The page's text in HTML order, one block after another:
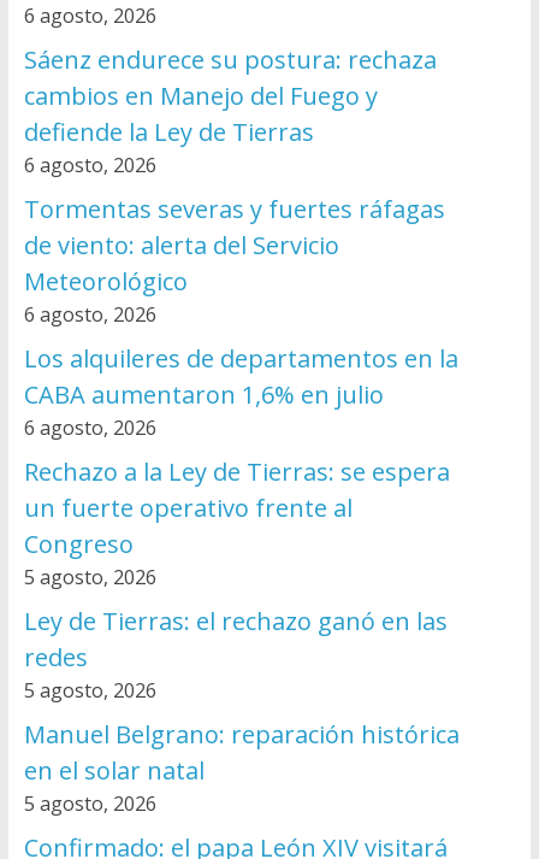
6 agosto, 2026
Sáenz endurece su postura: rechaza
cambios en Manejo del Fuego y
defiende la Ley de Tierras
6 agosto, 2026
Tormentas severas y fuertes ráfagas
de viento: alerta del Servicio
Meteorológico
6 agosto, 2026
Los alquileres de departamentos en la
CABA aumentaron 1,6% en julio
6 agosto, 2026
Rechazo a la Ley de Tierras: se espera
un fuerte operativo frente al
Congreso
5 agosto, 2026
Ley de Tierras: el rechazo ganó en las
redes
5 agosto, 2026
Manuel Belgrano: reparación histórica
en el solar natal
5 agosto, 2026
Confirmado: el papa León XIV visitará